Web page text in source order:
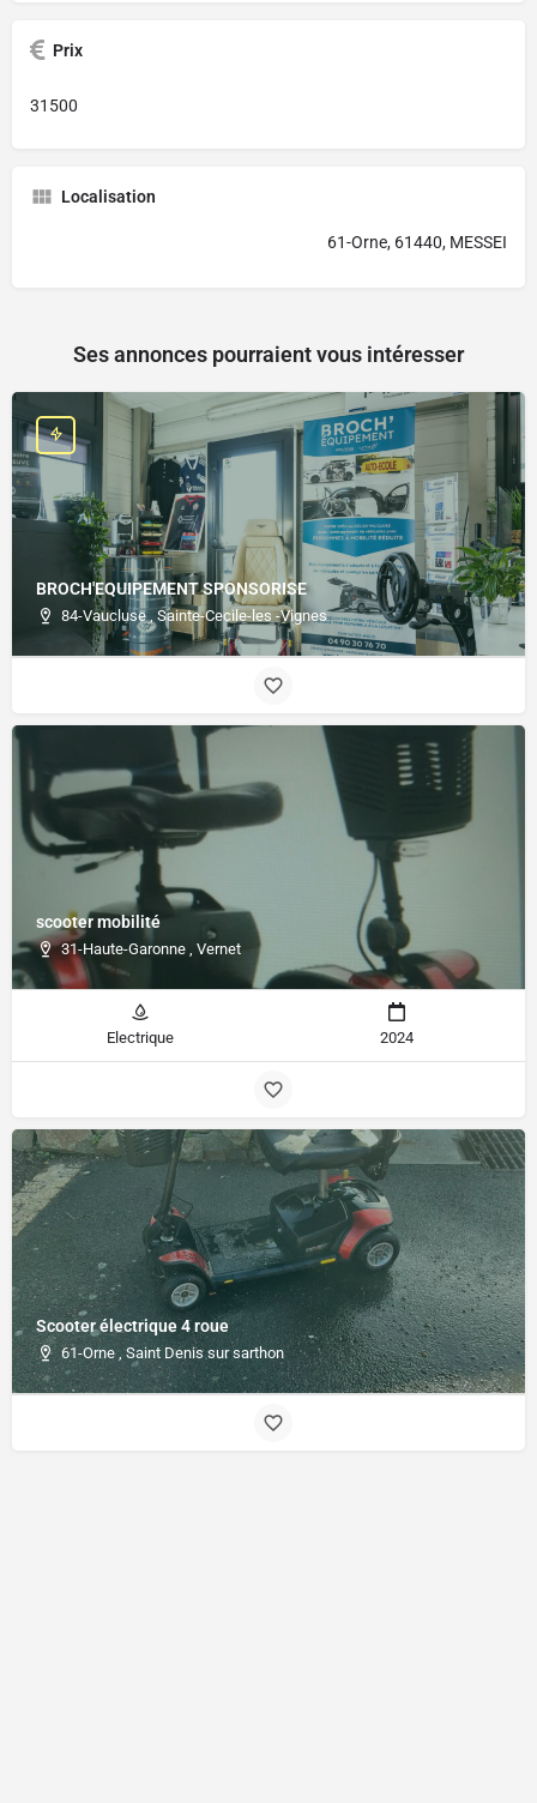
Prix
31500
Localisation
61-Orne, 61440, MESSEI
Ses annonces pourraient vous intéresser
BROCH'EQUIPEMENT SPONSORISE
84-Vaucluse , Sainte-Cecile-les -Vignes
scooter mobilité
31-Haute-Garonne , Vernet
Electrique 2024
Scooter électrique 4 roue
61-Orne , Saint Denis sur sarthon